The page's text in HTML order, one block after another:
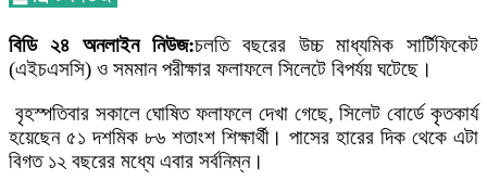
বিডি ২৪ অনলাইন নিউজ:চলতি বছরের উচ্চ মাধ্যমিক সার্টিফিকেট
(এইচএসসি) ও সমমান পরীক্ষার ফলাফলে সিলেটে বিপর্যয় ঘটেছে।
বৃহস্পতিবার সকালে ঘোষিত ফলাফলে দেখা গেছে, সিলেট বোর্ডে কৃতকার্য
হয়েছেন ৫১ দশমিক ৮৬ শতাংশ শিক্ষার্থী। পাসের হারের দিক থেকে এটা
বিগত ১২ বছরের মধ্যে এবার সর্বনিম্ন।